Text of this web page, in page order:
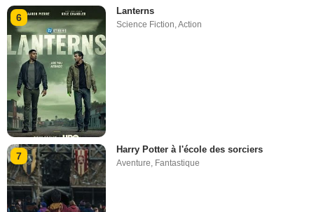
6
Lanterns
Science Fiction,Action
7
Harry Potter à l'école des sorciers
Aventure, Fantastique